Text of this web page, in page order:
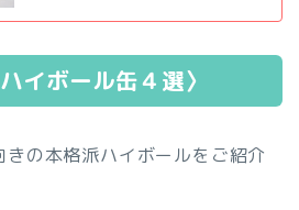
イボール缶４選〉
の本格派ハイボールをご紹介